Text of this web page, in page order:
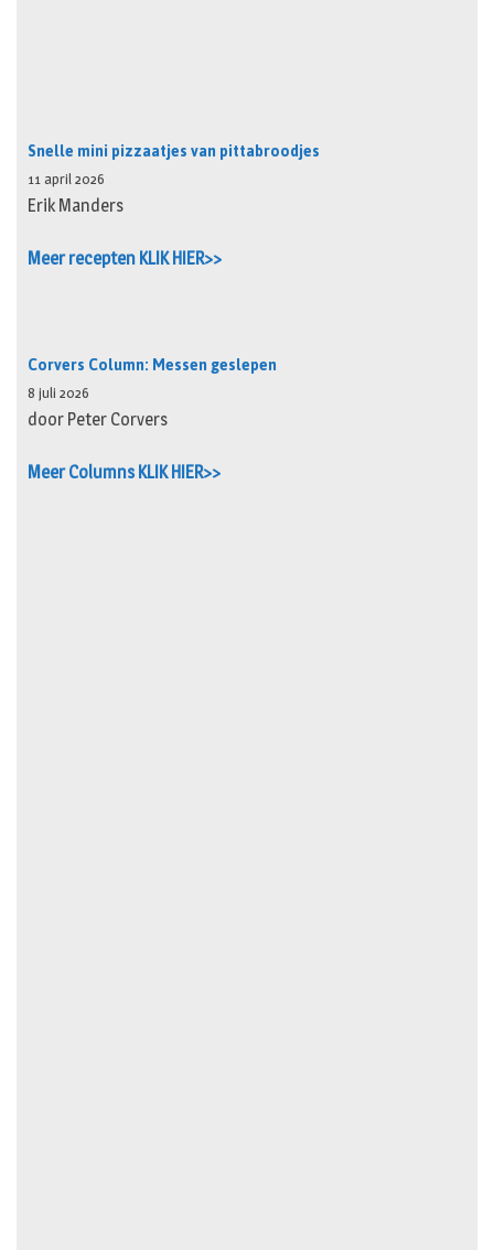
Snelle mini pizzaatjes van pittabroodjes
11 april 2026
Erik Manders
Meer recepten KLIK HIER>>
Corvers Column: Messen geslepen
8 juli 2026
door Peter Corvers
Meer Columns KLIK HIER>>